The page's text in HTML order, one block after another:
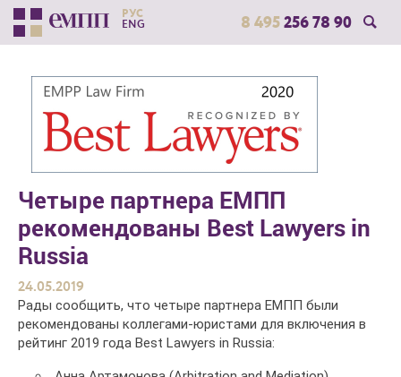
РУС
ENG
8 495 256 78 90
Четыре партнера ЕМПП
рекомендованы Best Lawyers in
Russia
24.05.2019
Рады сообщить, что четыре партнера ЕМПП были
рекомендованы коллегами-юристами для включения в
рейтинг 2019 года Best Lawyers in Russia: